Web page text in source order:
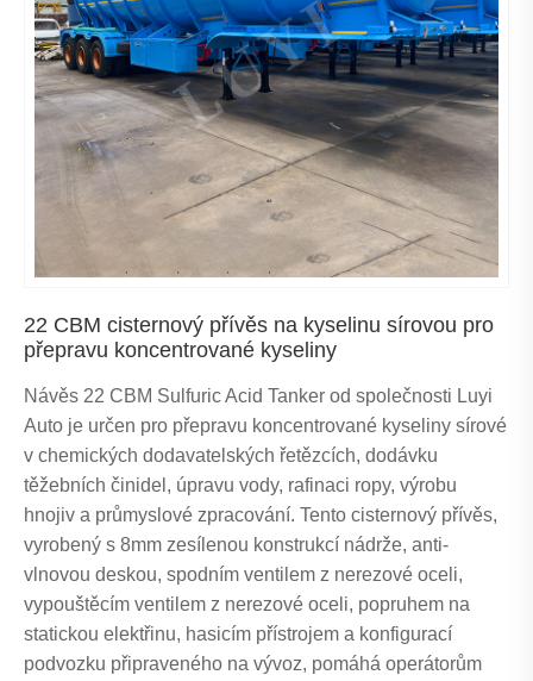
22 CBM cisternový přívěs na kyselinu sírovou pro
přepravu koncentrované kyseliny
Návěs 22 CBM Sulfuric Acid Tanker od společnosti Luyi
Auto je určen pro přepravu koncentrované kyseliny sírové
v chemických dodavatelských řetězcích, dodávku
těžebních činidel, úpravu vody, rafinaci ropy, výrobu
hnojiv a průmyslové zpracování. Tento cisternový přívěs,
vyrobený s 8mm zesílenou konstrukcí nádrže, anti-
vlnovou deskou, spodním ventilem z nerezové oceli,
vypouštěcím ventilem z nerezové oceli, popruhem na
statickou elektřinu, hasicím přístrojem a konfigurací
podvozku připraveného na vývoz, pomáhá operátorům